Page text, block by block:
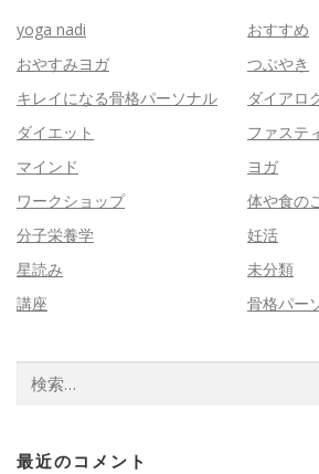
yoga nadi
おすすめ
おやすみヨガ
つぶやき
キレイになる骨格パーソナル
ダイアロ
ダイエット
ファステ
マインド
ヨガ
ワークショップ
体や食の
分子栄養学
妊活
星読み
未分類
講座
骨格パー
索:
最近のコメント